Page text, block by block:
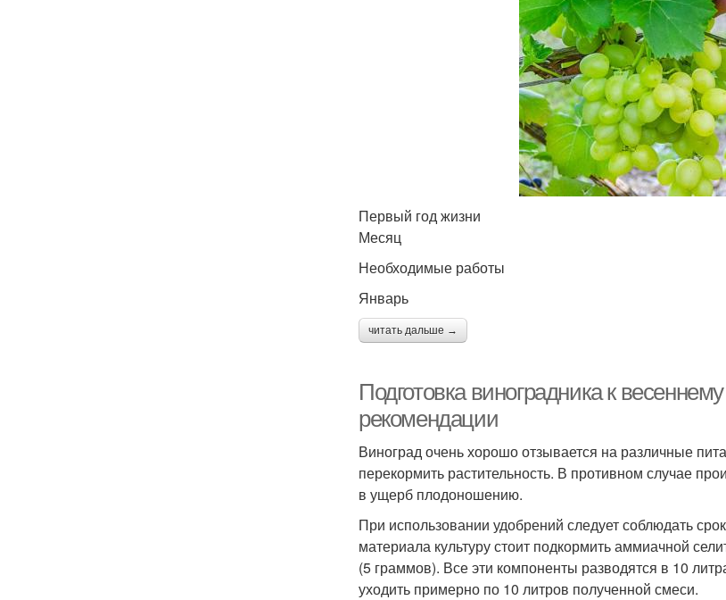
Первый год жизни
Месяц
Необходимые работы
Январь
читать дальше →
Подготовка виноградника к
рекомендации
Виноград очень хорошо отзывается на различные
перекормить растительность. В противном случае
в ущерб плодоношению.
При использовании удобрений следует соблюдать
материала культуру стоит подкормить аммиачной
(5 граммов). Все эти компоненты разводятся в 10
уходить примерно по 10 литров полученной смеси.